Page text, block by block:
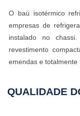
O baú isotérmico
empresas de
instalado no
revestimento
emendas e totalmente
QUALIDADE